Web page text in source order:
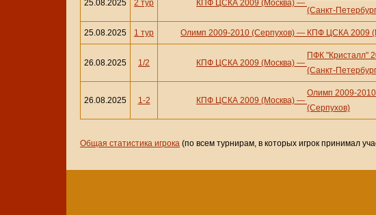
25.08.2025 2 тур КПФ ЦСКА 2009 (Москва) —
(Санкт-
25.08.2025 1 тур Олимп 2009-2010 (Серпухов) — КПФ ЦСКА 2009
26.08.2025 1/2 КПФ ЦСКА 2009 (Москва) —
ПФК "Кристалл"
(Санкт-
26.08.2025 1-2 КПФ ЦСКА 2009 (Москва) —
Олимп 2009-2010
(Серпухов)
Общая статистика игрока (по всем турнирам, в которых игрок принимал